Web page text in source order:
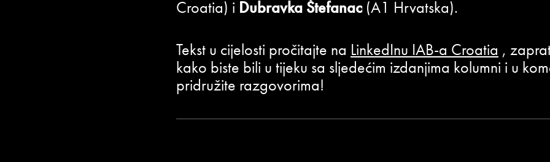
Croatia) i Dubravka Štefanac(A1 Hrvatska).
Tekst u cijelosti pročitajte na LinkedInu IAB-a Croatia ,
kako biste bili u tijeku sa sljedećim izdanjima kolumni i u
pridružite razgovorima!